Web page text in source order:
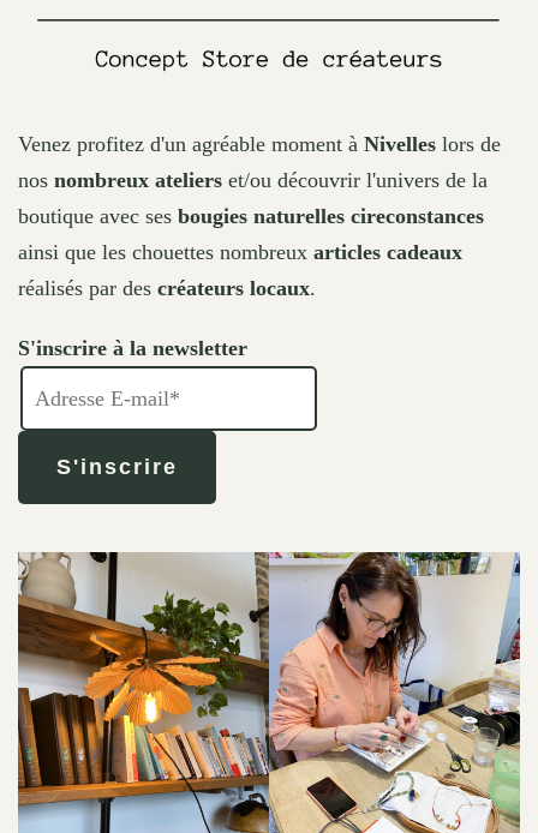
Venez profitez d'un agréable moment à Nivelles lors de
nos nombreux ateliers et/ou découvrir l'univers de la
boutique avec ses bougies naturelles cireconstances
ainsi que les chouettes nombreux articles cadeaux
réalisés par des créateurs locaux.
S'inscrire à la newsletter